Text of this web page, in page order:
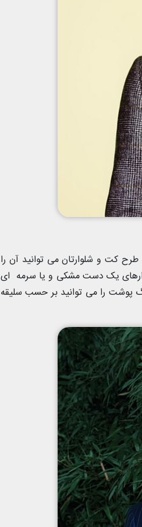
کت و شلوارتان می توانید آن را
یک دست مشکی و یا سرمه ای
پوشت را می توانید بر حسب سلیقه